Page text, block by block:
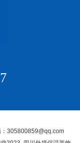
305800859@qq.com